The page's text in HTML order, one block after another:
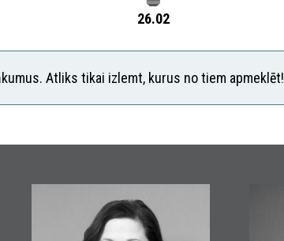
26.02
Atliks tikai izlemt, kurus no tiem apmeklēt!